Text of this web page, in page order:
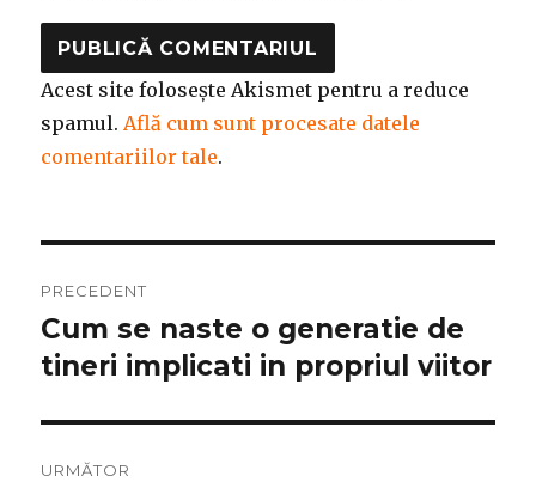
Acest site folosește Akismet pentru a reduce
spamul.Află cum sunt procesate datele
comentariilor tale.
în
articole
PRECEDENT
Articolul
anterior:
Cum se naste o generatie de
tineri implicati in propriul viitor
URMĂTOR